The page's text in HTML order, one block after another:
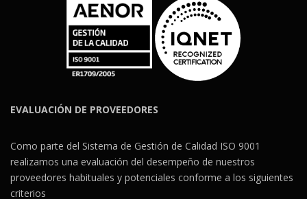
EVALUACIÓN DE PROVEEDORES
Como parte del Sistema de Gestión de Calidad ISO 9001
realizamos una evaluación del desempeño de nuestros
proveedores habituales y potenciales conforme a los siguientes
criterios